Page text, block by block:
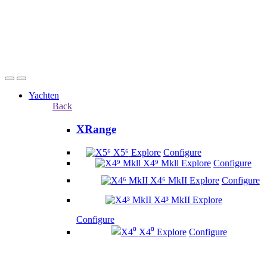
Yachten
Back
XRange
X5⁶ Explore Configure
X4⁹ Mkll Explore Configure
X4⁶ MkII Explore Configure
X4³ MkII Explore
Configure
X4⁰ Explore Configure